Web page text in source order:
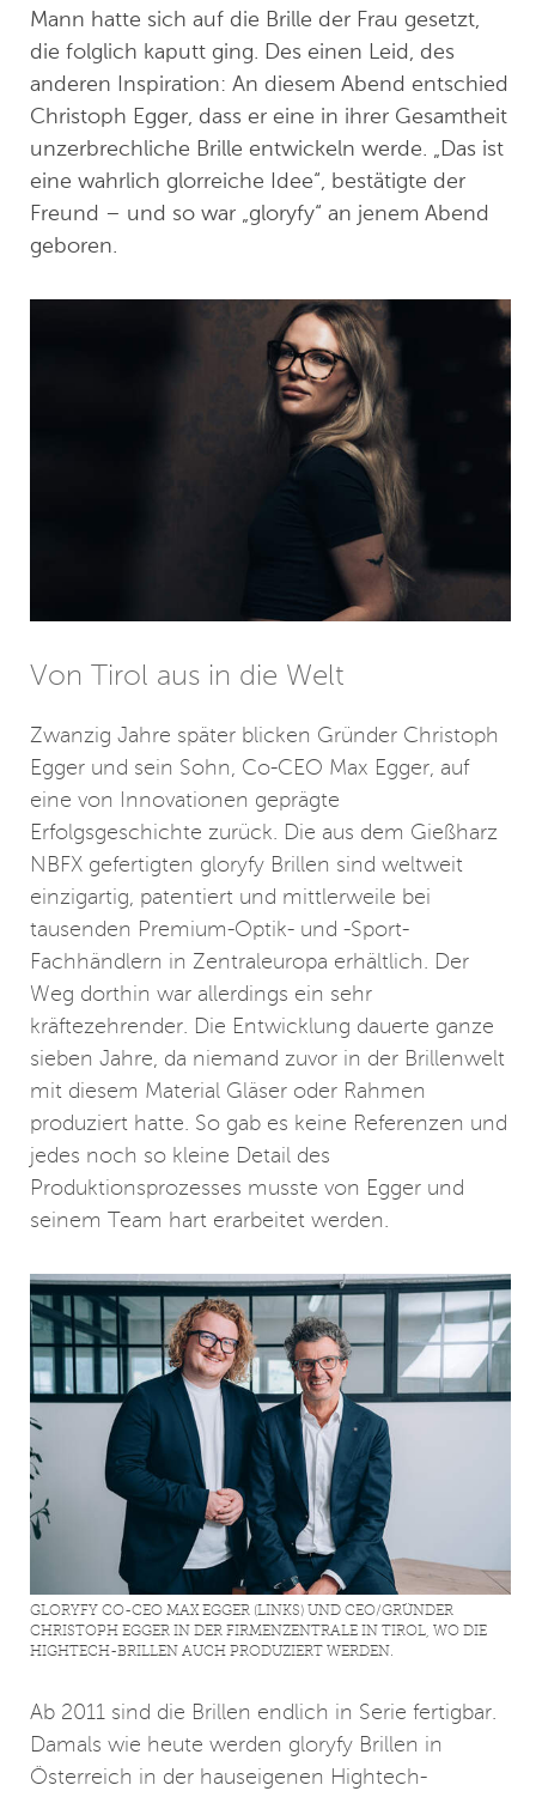
Mann hatte sich auf die Brille der Frau gesetzt,
die folglich kaputt ging. Des einen Leid, des
anderen Inspiration: An diesem Abend entschied
Christoph Egger, dass er eine in ihrer Gesamtheit
unzerbrechliche Brille entwickeln werde. „Das ist
eine wahrlich glorreiche Idee“, bestätigte der
Freund – und so war „gloryfy“ an jenem Abend
geboren.
Von Tirol aus in die Welt
Zwanzig Jahre später blicken Gründer Christoph
Egger und sein Sohn, Co-CEO Max Egger, auf
eine von Innovationen geprägte
Erfolgsgeschichte zurück. Die aus dem Gießharz
NBFX gefertigten gloryfy Brillen sind weltweit
einzigartig, patentiert und mittlerweile bei
tausenden Premium-Optik- und -Sport-
Fachhändlern in Zentraleuropa erhältlich. Der
Weg dorthin war allerdings ein sehr
kräftezehrender. Die Entwicklung dauerte ganze
sieben Jahre, da niemand zuvor in der Brillenwelt
mit diesem Material Gläser oder Rahmen
produziert hatte. So gab es keine Referenzen und
jedes noch so kleine Detail des
Produktionsprozesses musste von Egger und
seinem Team hart erarbeitet werden.
GLORYFY CO-CEO MAX EGGER (LINKS) UND CEO/GRÜNDER
CHRISTOPH EGGER IN DER FIRMENZENTRALE IN TIROL, WO DIE
HIGHTECH-BRILLEN AUCH PRODUZIERT WERDEN.
Ab 2011 sind die Brillen endlich in Serie fertigbar.
Damals wie heute werden gloryfy Brillen in
Österreich in der hauseigenen Hightech-